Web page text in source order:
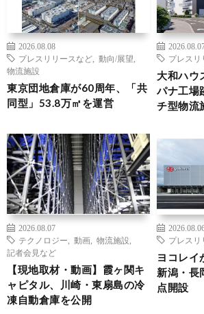
2026.08.08
プレスリリースなど
動向/展望
物流施設
東京団地倉庫が60周年、「共
同型」53.8万㎡を運営
プレスリ
大和ハウ
パナ工場
チ型物流
2026.08.07
テクノロジー
動画 物流施設
記者会見など
【現地取材・動画】霞ヶ関キ
ャピタル、川崎・東扇島の冷
凍自動倉庫を公開
プレスリ
ヨコレイ
新潟・長
点開設